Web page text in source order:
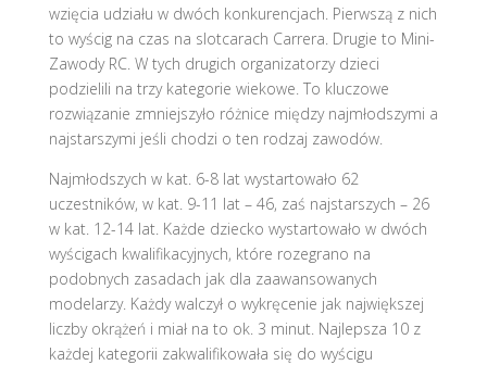
wzięcia udziału w dwóch konkurencjach. Pierwszą z nich
to wyścig na czas na slotcarach Carrera. Drugie to Mini-
Zawody RC. W tych drugich organizatorzy dzieci
podzielili na trzy kategorie wiekowe. To kluczowe
rozwiązanie zmniejszyło różnice między najmłodszymi a
najstarszymi jeśli chodzi o ten rodzaj zawodów.
Najmłodszych w kat. 6-8 lat wystartowało 62
uczestników, w kat. 9-11 lat – 46, zaś najstarszych – 26
w kat. 12-14 lat. Każde dziecko wystartowało w dwóch
wyścigach kwalifikacyjnych, które rozegrano na
podobnych zasadach jak dla zaawansowanych
modelarzy. Każdy walczył o wykręcenie jak największej
liczby okrążeń i miał na to ok. 3 minut. Najlepsza 10 z
każdej kategorii zakwalifikowała się do wyścigu